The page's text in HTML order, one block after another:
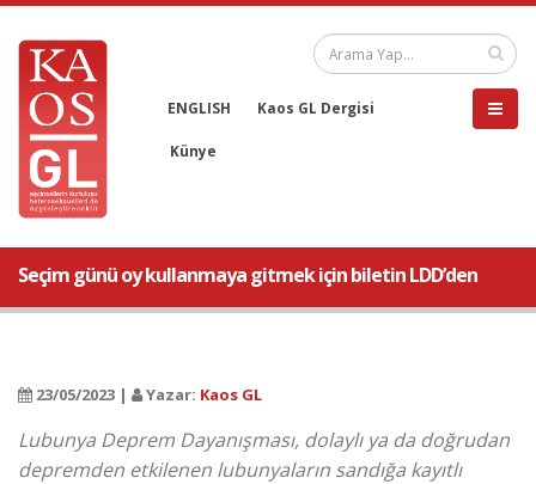
ENGLISH Kaos GL Dergisi
Künye
Seçim günü oy kullanmaya gitmek için biletin LDD’den
23/05/2023 | Yazar: Kaos GL
Lubunya Deprem Dayanışması, dolaylı ya da doğrudan
depremden etkilenen lubunyaların sandığa kayıtlı